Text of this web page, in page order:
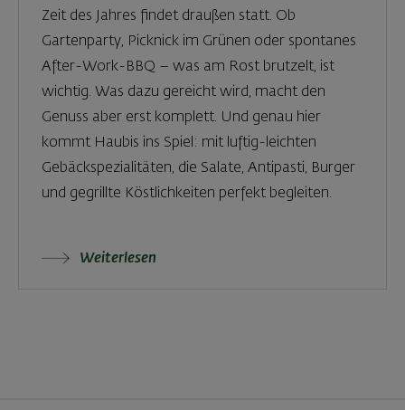
Zeit des Jahres findet draußen statt. Ob
Gartenparty, Picknick im Grünen oder spontanes
After-Work-BBQ – was am Rost brutzelt, ist
wichtig. Was dazu gereicht wird, macht den
Genuss aber erst komplett. Und genau hier
kommt Haubis ins Spiel: mit luftig-leichten
Gebäckspezialitäten, die Salate, Antipasti, Burger
und gegrillte Köstlichkeiten perfekt begleiten.
Weiterlesen